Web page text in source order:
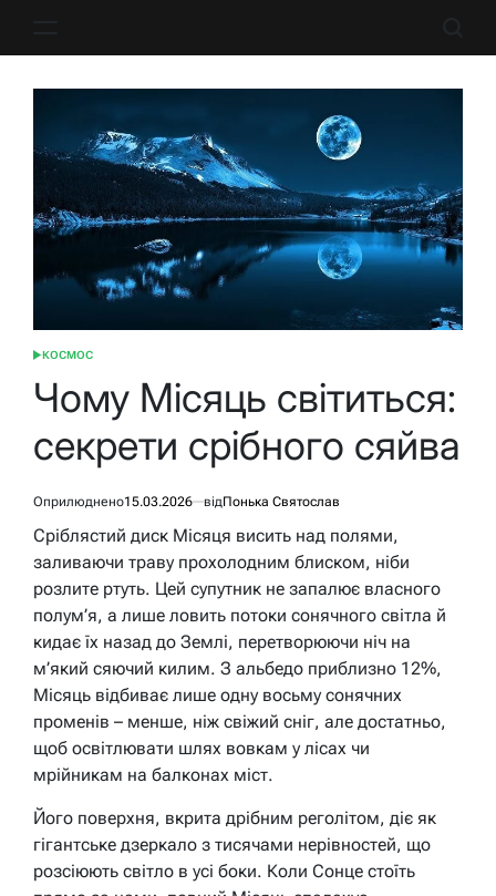
ОПУБЛІКУВАТИ
КОСМОС
Чому Місяць світиться:
секрети срібного сяйва
Оприлюднено15.03.2026 відПонька Святослав
Сріблястий диск Місяця висить над полями,
заливаючи траву прохолодним блиском, ніби
розлите ртуть. Цей супутник не запалює власного
полум’я, а лише ловить потоки сонячного світла й
кидає їх назад до Землі, перетворюючи ніч на
м’який сяючий килим. З альбедо приблизно 12%,
Місяць відбиває лише одну восьму сонячних
променів – менше, ніж свіжий сніг, але достатньо,
щоб освітлювати шлях вовкам у лісах чи
мрійникам на балконах міст.
Його поверхня, вкрита дрібним реголітом, діє як
гігантське дзеркало з тисячами нерівностей, що
розсіюють світло в усі боки. Коли Сонце стоїть